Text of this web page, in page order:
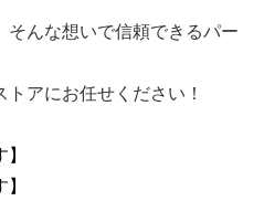
そんな想いで信頼できるパー
アにお任せください！